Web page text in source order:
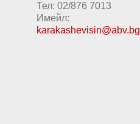
Тел: 02/876 7013
Имейл:
karakashevisin@abv.bg